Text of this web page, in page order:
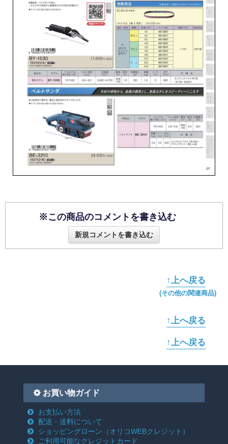
※この商品のコメントを書き込む
新規コメントを書き込む
↑上へ戻る
(その他の関連商品)
↑上へ戻る
↑上へ戻る
お買い物ガイド
お支払い方法
配送・送料について
ショッピングローン （オリコWEBクレジット）
ご利用可能なクレジットカード